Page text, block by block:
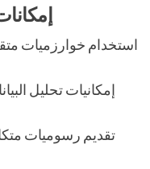
استخدام خوارزميات
إمكانيات تحليل
تقديم رسوميات